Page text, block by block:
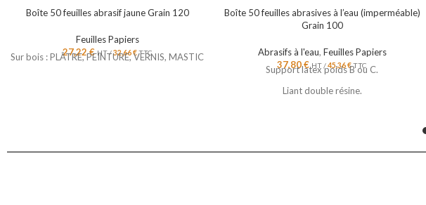
Boîte 50 feuilles abrasif jaune Grain 120
Feuilles Papiers
27,22€ HT /32,66€TTC
Sur bois : PLÂTRE, PEINTURE, VERNIS, MASTIC
Boîte 50 feuilles abrasives à l’eau (imperméable)
Grain 100
Abrasifs à l'eau, Feuilles Papiers
37,80€ HT /45,36€TTC
Support latex poids B ou C.
Liant double résine.